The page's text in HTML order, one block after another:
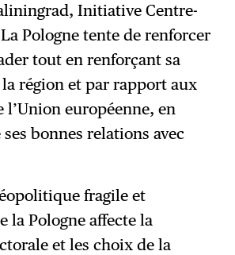
Initiative Centre-
Pologne tente de renforcer
tout en renforçant sa
région et par rapport aux
l’Union européenne, en
bonnes relations avec
fragile et
la Pologne affecte la
et les choix de la